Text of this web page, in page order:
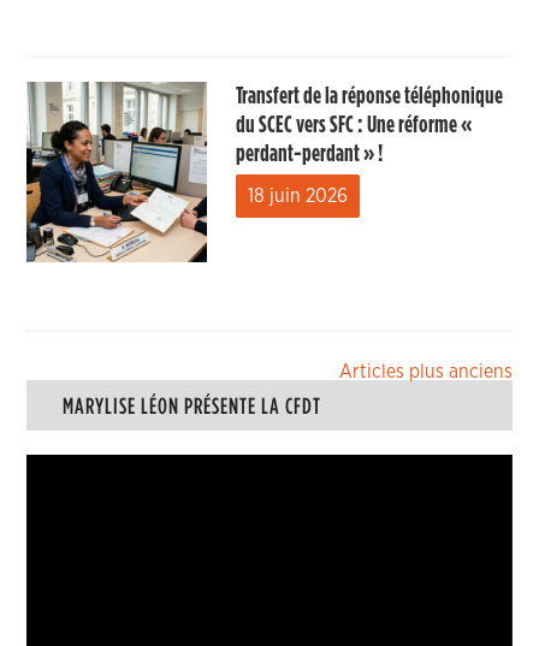
Transfert de la réponse téléphonique
du SCEC vers SFC : Une réforme «
perdant-perdant » !
18 juin 2026
Navigation
des
articles
Articles plus anciens
MARYLISE LÉON PRÉSENTE LA CFDT